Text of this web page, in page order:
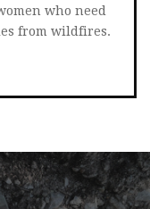
who need
from wildfires.